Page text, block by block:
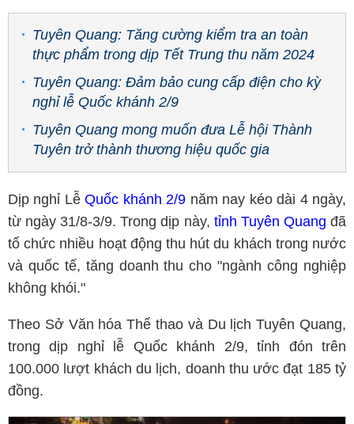
Tuyên Quang: Tăng cường kiểm tra an toàn
thực phẩm trong dịp Tết Trung thu năm 2024
Tuyên Quang: Đảm bảo cung cấp điện cho kỳ
nghỉ lễ Quốc khánh 2/9
Tuyên Quang mong muốn đưa Lễ hội Thành
Tuyên trở thành thương hiệu quốc gia
Dịp nghỉ LễQuốc khánh 2/9 năm nay kéo dài 4 ngày,
từ ngày 31/8-3/9. Trong dịp này, tỉnh Tuyên Quang đã
tổ chức nhiều hoạt động thu hút du khách trong nước
và quốc tế, tăng doanh thu cho "ngành công nghiệp
không khói."
Theo Sở Văn hóa Thể thao và Du lịch Tuyên Quang,
trong dịp nghỉ lễ Quốc khánh 2/9, tỉnh đón trên
100.000 lượt khách du lịch, doanh thu ước đạt 185 tỷ
đồng.